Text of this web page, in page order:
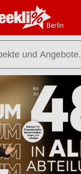
Berlin